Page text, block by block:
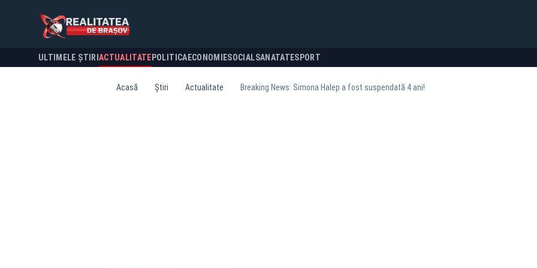
ULTIMELE ȘTIRI ACTUALITATE POLITICA ECONOMIESOCIALSANATATESPORT
Acasă Știri Actualitate Breaking News: Simona Halep a fost suspendată 4 ani!